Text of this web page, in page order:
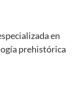
en
prehistórica